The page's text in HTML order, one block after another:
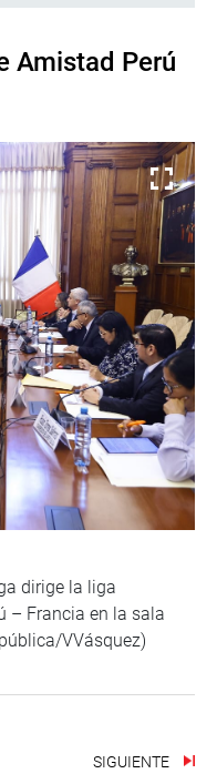
Amistad Perú
dirige la liga
– Francia en la sala
VVásquez)
SIGUIENTE